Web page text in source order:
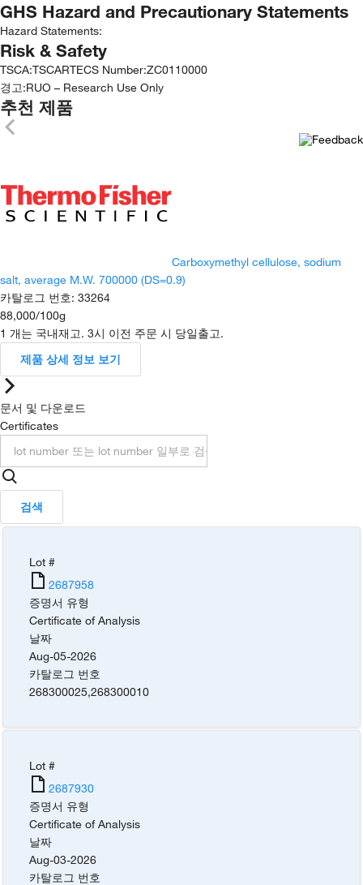
GHS Hazard and Precautionary Statements
Hazard Statements:
Risk & Safety
TSCA:TSCARTECS Number:ZC0110000
경고:RUO – Research Use Only
추천 제품
Carboxymethyl cellulose, sodium
salt, average M.W. 700000 (DS=0.9)
카탈로그 번호: 33264
88,000/100g
1 개는 국내재고. 3시 이전 주문 시 당일출고.
제품 상세 정보 보기
문서 및 다운로드
Certificates
검색
Lot #
2687958
증명서 유형
Certificate of Analysis
날짜
Aug-05-2026
카탈로그 번호
268300025,268300010
Lot #
2687930
증명서 유형
Certificate of Analysis
날짜
Aug-03-2026
카탈로그 번호